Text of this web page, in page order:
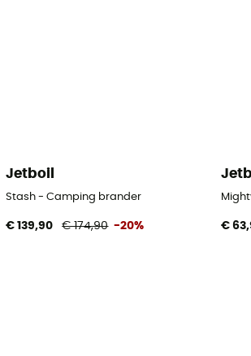
Jetboil
Stash - Camping brander
€ 139,90 € 174,90 -20% €